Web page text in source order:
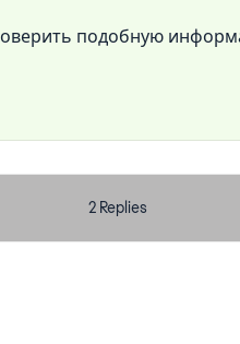
подобную
2 Replies